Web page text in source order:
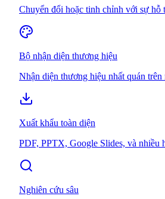
Chuyển đổi hoặc tinh chỉnh với sự hỗ
Bộ nhận diện thương hiệu
Nhận diện thương hiệu nhất quán trên
Xuất khẩu toàn diện
PDF, PPTX, Google Slides, và nhiều
Nghiên cứu sâu